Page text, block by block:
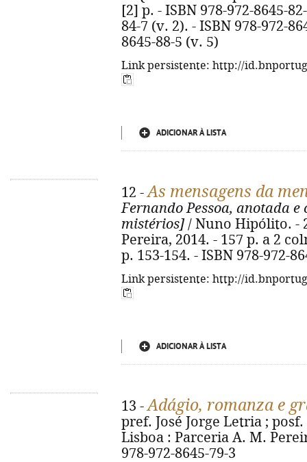
[2] p. - ISBN 978-972-8645-
84-7 (v. 2). - ISBN 978-972-
8645-88-5 (v. 5)
Link persistente: http://
ADICIONAR À LISTA
12 -As mensagens da
Fernando Pessoa, anotada e
mistérios]/ Nuno Hipólito. -
Pereira, 2014. - 157 p. a 2
p. 153-154. - ISBN 978-972-
Link persistente: http://
ADICIONAR À LISTA
13 -Adágio, romanza e
pref. José Jorge Letria ;
Lisboa : Parceria A. M.
978-972-8645-79-3